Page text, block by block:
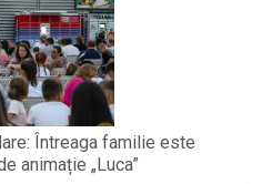
Întreaga familie este
animație „Luca”